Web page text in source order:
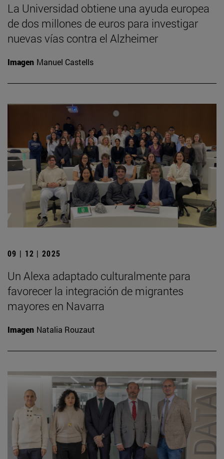
La Universidad obtiene una ayuda europea
de dos millones de euros para investigar
nuevas vías contra el Alzheimer
Imagen Manuel Castells
09 | 12 | 2025
Un Alexa adaptado culturalmente para
favorecer la integración de migrantes
mayores en Navarra
Imagen Natalia Rouzaut